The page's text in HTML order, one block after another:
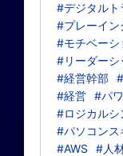
#デジタルト
#プレーイン
#モチベーシ
#リーダーシ
#経営幹部
#経営 #パ
#ロジカルシ
#パソコンス
#AWS
#人